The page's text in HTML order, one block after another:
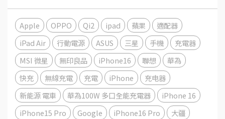
Apple OPPO Qi2 ipad 蘋果
適配器
iPad Air
行動電源 ASUS 三星 手機
充電器
MSI 微星
無印良品 iPhone16 聯想
華為
快充
無線充電 充電 iPhone
充电器
新能源 電車
華為100W 多口全能充電器
iPhone 16
iPhone15 Pro
Google iPhone16 Pro
大疆